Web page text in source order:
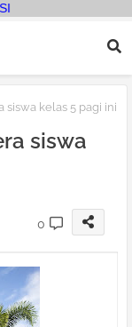
siswa kelas 5 pagi ini
siswa
0